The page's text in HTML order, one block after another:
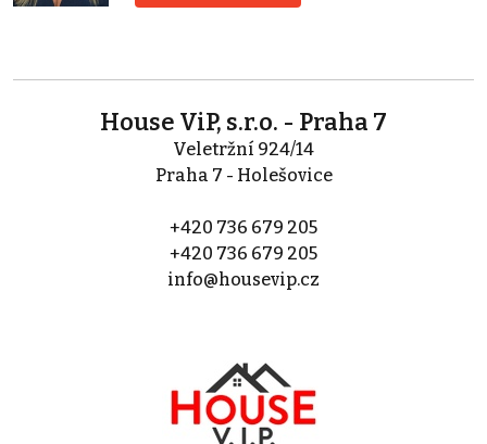
House ViP, s.r.o. - Praha 7
Veletržní 924/14
Praha 7 - Holešovice
+420 736 679 205
+420 736 679 205
info@housevip.cz